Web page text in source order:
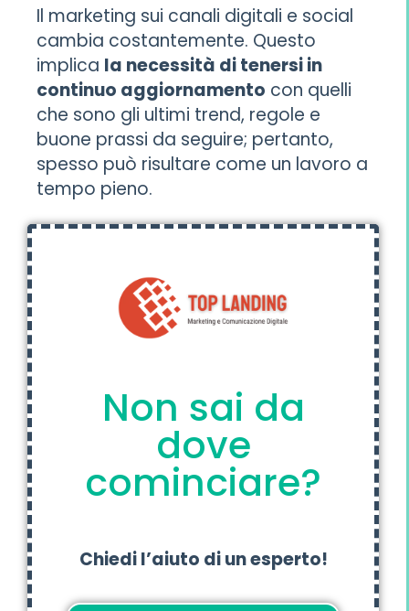
Il marketing sui canali digitali e social
cambia costantemente. Questo
implica la necessità di tenersi in
continuo aggiornamento con quelli
che sono gli ultimi trend, regole e
buone prassi da seguire; pertanto,
spesso può risultare come un lavoro a
tempo pieno.
Non sai da
dove
cominciare?
Chiedi l’aiuto di un esperto!